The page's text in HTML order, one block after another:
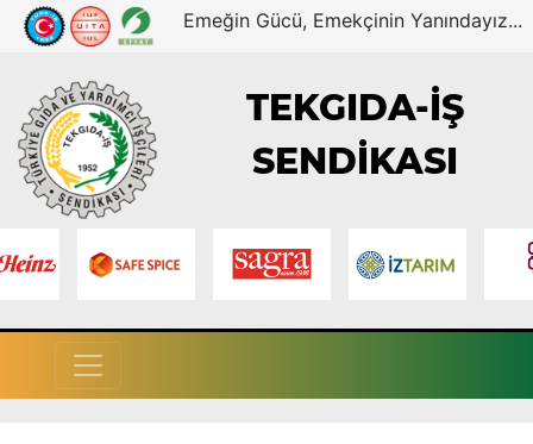
Emeğin Gücü, Emekçinin Yanındayız...
TEKGIDA-İŞ
SENDİKASI